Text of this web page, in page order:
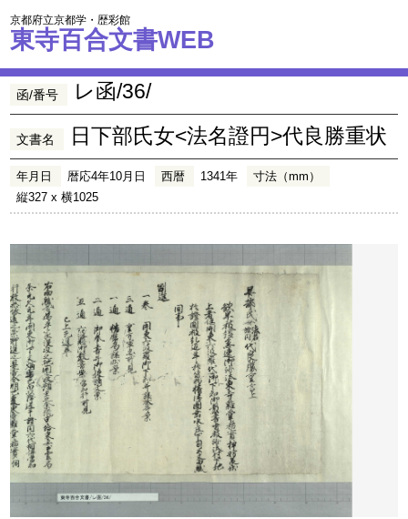
京都府立京都学・歴彩館
東寺百合文書WEB
函/番号 レ函/36/
文書名 日下部氏女<法名證円>代良勝重状
年月日 暦応4年10月日 西暦 1341年
寸法（mm）
縦327 x 横1025